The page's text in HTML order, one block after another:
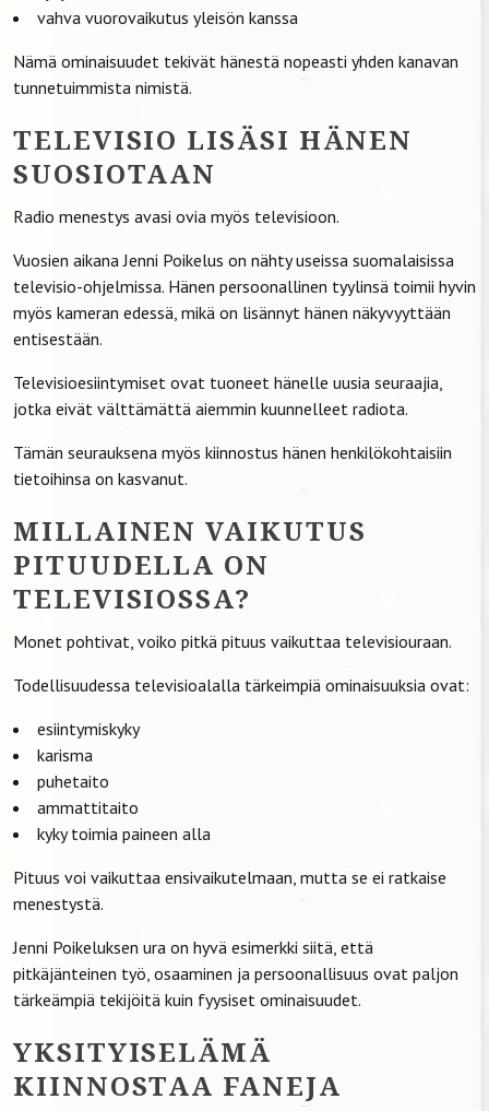
vahva vuorovaikutus yleisön kanssa
Nämä ominaisuudet tekivät hänestä nopeasti yhden kanavan
tunnetuimmista nimistä.
TELEVISIO LISÄSI HÄNEN
SUOSIOTAAN
Radio menestys avasi ovia myös televisioon.
Vuosien aikana Jenni Poikelus on nähty useissa suomalaisissa
televisio-ohjelmissa. Hänen persoonallinen tyylinsä toimii hyvin
myös kameran edessä, mikä on lisännyt hänen näkyvyyttään
entisestään.
Televisioesiintymiset ovat tuoneet hänelle uusia seuraajia,
jotka eivät välttämättä aiemmin kuunnelleet radiota.
Tämän seurauksena myös kiinnostus hänen henkilökohtaisiin
tietoihinsa on kasvanut.
MILLAINEN VAIKUTUS
PITUUDELLA ON
TELEVISIOSSA?
Monet pohtivat, voiko pitkä pituus vaikuttaa televisiouraan.
Todellisuudessa televisioalalla tärkeimpiä ominaisuuksia ovat:
esiintymiskyky
karisma
puhetaito
ammattitaito
kyky toimia paineen alla
Pituus voi vaikuttaa ensivaikutelmaan, mutta se ei ratkaise
menestystä.
Jenni Poikeluksen ura on hyvä esimerkki siitä, että
pitkäjänteinen työ, osaaminen ja persoonallisuus ovat paljon
tärkeämpiä tekijöitä kuin fyysiset ominaisuudet.
YKSITYISELÄMÄ
KIINNOSTAA FANEJA